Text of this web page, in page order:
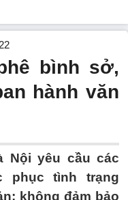
bình sở,
hành văn
Nội yêu cầu các
phục tình trạng
không đảm bảo